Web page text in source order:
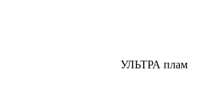
УЛЬТРА плам